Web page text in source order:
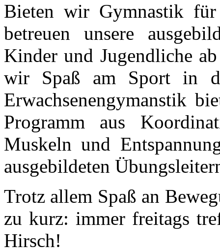
Bieten wir Gymnastik
betreuen unsere
Kinder und Jugendliche
wir Spaß am Sport in
Erwachsenengymanstik
Programm aus
Muskeln und
ausgebildeten
Trotz allem Spaß an
zu kurz: immer freitags
Hirsch!